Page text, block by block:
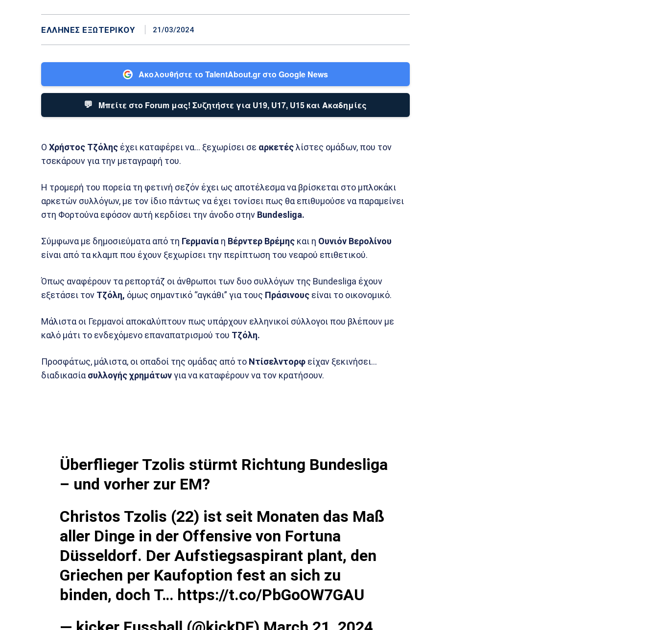
ΕΛΛΗΝΕΣ ΕΞΩΤΕΡΙΚΟΎ 21/03/2024
Ακολουθήστε το TalentAbout.gr στο Google News
💬 Μπείτε στο Forum μας! Συζητήστε για U19, U17, U15 και Ακαδημίες
Ο Χρήστος Τζόλης έχει καταφέρει να… ξεχωρίσει σε αρκετέςλίστες ομάδων, που τον
τσεκάρουν για την μεταγραφή του.
Η τρομερή του πορεία τη φετινή σεζόν έχει ως αποτέλεσμα να βρίσκεται στο μπλοκάκι
αρκετών συλλόγων, με τον ίδιο πάντως να έχει τονίσει πως θα επιθυμούσε να παραμείνει
στη Φορτούνα εφόσον αυτή κερδίσει την άνοδο στην Bundesliga.
Σύμφωνα με δημοσιεύματα από τη Γερμανία η Βέρντερ Βρέμης και η Ουνιόν Βερολίνου
είναι από τα κλαμπ που έχουν ξεχωρίσει την περίπτωση του νεαρού επιθετικού.
Όπως αναφέρουν τα ρεπορτάζ οι άνθρωποι των δυο συλλόγων της Bundesliga έχουν
εξετάσει τον Τζόλη, όμως σημαντικό “αγκάθι” για τους Πράσινους είναι το οικονομικό.
Μάλιστα οι Γερμανοί αποκαλύπτουν πως υπάρχουν ελληνικοί σύλλογοι που βλέπουν με
καλό μάτι το ενδεχόμενο επαναπατρισμού του Τζόλη.
Προσφάτως, μάλιστα, οι οπαδοί της ομάδας από το Ντίσελντορφ είχαν ξεκινήσει…
διαδικασία συλλογής χρημάτωνγια να καταφέρουν να τον κρατήσουν.
Überflieger Tzolis stürmt Richtung Bundesliga
– und vorher zur EM?
Christos Tzolis (22) ist seit Monaten das Maß
aller Dinge in der Offensive von Fortuna
Düsseldorf. Der Aufstiegsaspirant plant, den
Griechen per Kaufoption fest an sich zu
binden, doch T… https://t.co/PbGoOW7GAU